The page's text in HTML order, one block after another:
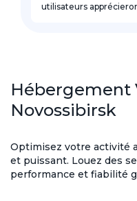
utilisateurs
Hébergement
Novossibirsk
Optimisez votre activité
et puissant. Louez des
performance et fiabilité